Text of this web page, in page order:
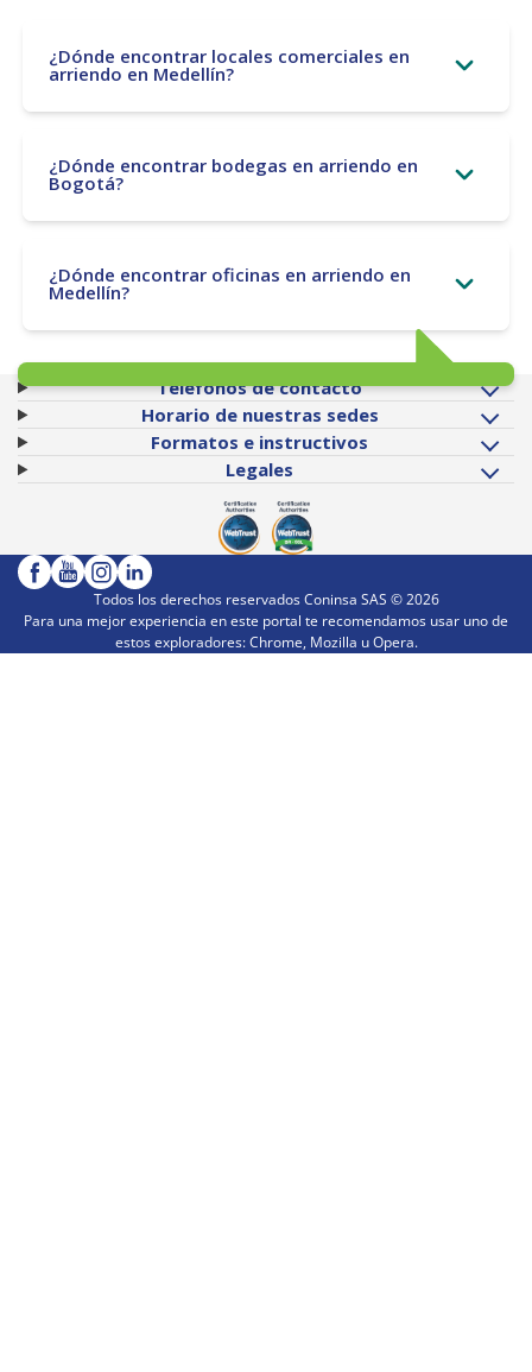
¿Dónde encontrar locales comerciales en
arriendo en Medellín?
¿Dónde encontrar bodegas en arriendo en
Bogotá?
¿Dónde encontrar oficinas en arriendo en
Medellín?
Teléfonos de contacto
Horario de nuestras sedes
Formatos e instructivos
Legales
Todos los derechos reservados Coninsa SAS ©2026
Para una mejor experiencia en este portal te recomendamos usar uno de
estos exploradores: Chrome, Mozilla u Opera.